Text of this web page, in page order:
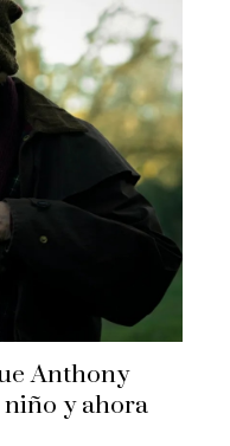
Anthony
y ahora